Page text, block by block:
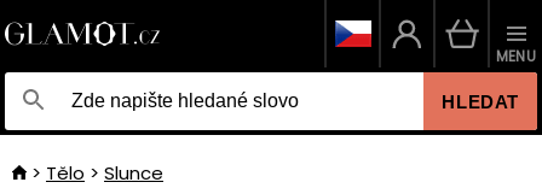
HLEDAT
MENU
Tělo Slunce